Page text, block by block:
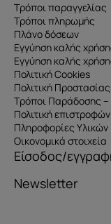
Τρόποι παραγγελίας
Τρόποι πληρωμής
Πλάνο δόσεων
Εγγύηση καλής
Εγγύηση καλής
Πολιτική Cookies
Πολιτική Προστασίας
Τρόποι Παράδοσης –
Πολιτική επιστροφών
Πληροφορίες
Οικονομικά στοιχεία
Είσοδος/
Newsletter